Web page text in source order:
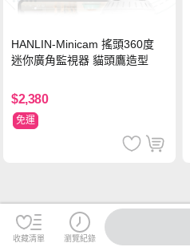
HANLIN-Minicam 搖頭360度
迷你廣角監視器 貓頭鷹造型
$2,380
免運
收藏清單 瀏覽紀錄